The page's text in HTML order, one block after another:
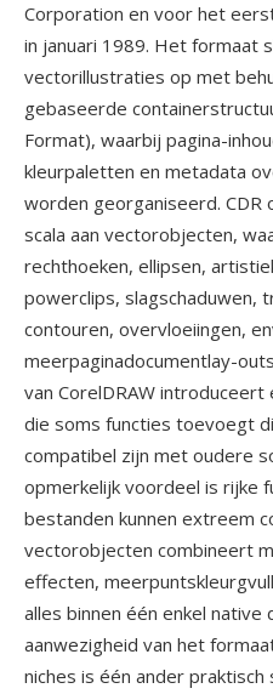
Corporation en voor het
in januari 1989. Het formaat
vectorillustraties op met
gebaseerde
Format), waarbij pagina-
kleurpaletten en metadata
worden georganiseerd.
scala aan vectorobjecten,
rechthoeken, ellipsen,
powerclips, slagschaduwen,
contouren, overvloeiingen,
meerpaginadocumentlay-
van CorelDRAW
die soms functies toevoegt
compatibel zijn met oudere
opmerkelijk voordeel is rijke
bestanden kunnen extreem
vectorobjecten combineert
effecten,
alles binnen één enkel native
aanwezigheid van het
niches is één ander